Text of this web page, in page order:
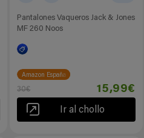
Pantalones Vaqueros Jack & Jones
MF 260 Noos
Amazon España
30€ 15,99€
Ir al chollo